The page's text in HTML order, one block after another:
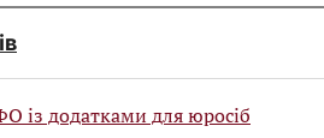
із додатками для юросіб